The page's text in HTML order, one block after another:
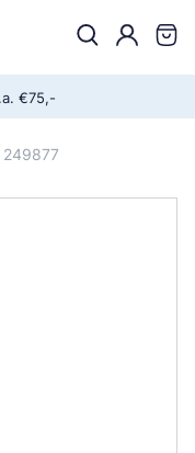
Zoek Cart
€75,-
249877